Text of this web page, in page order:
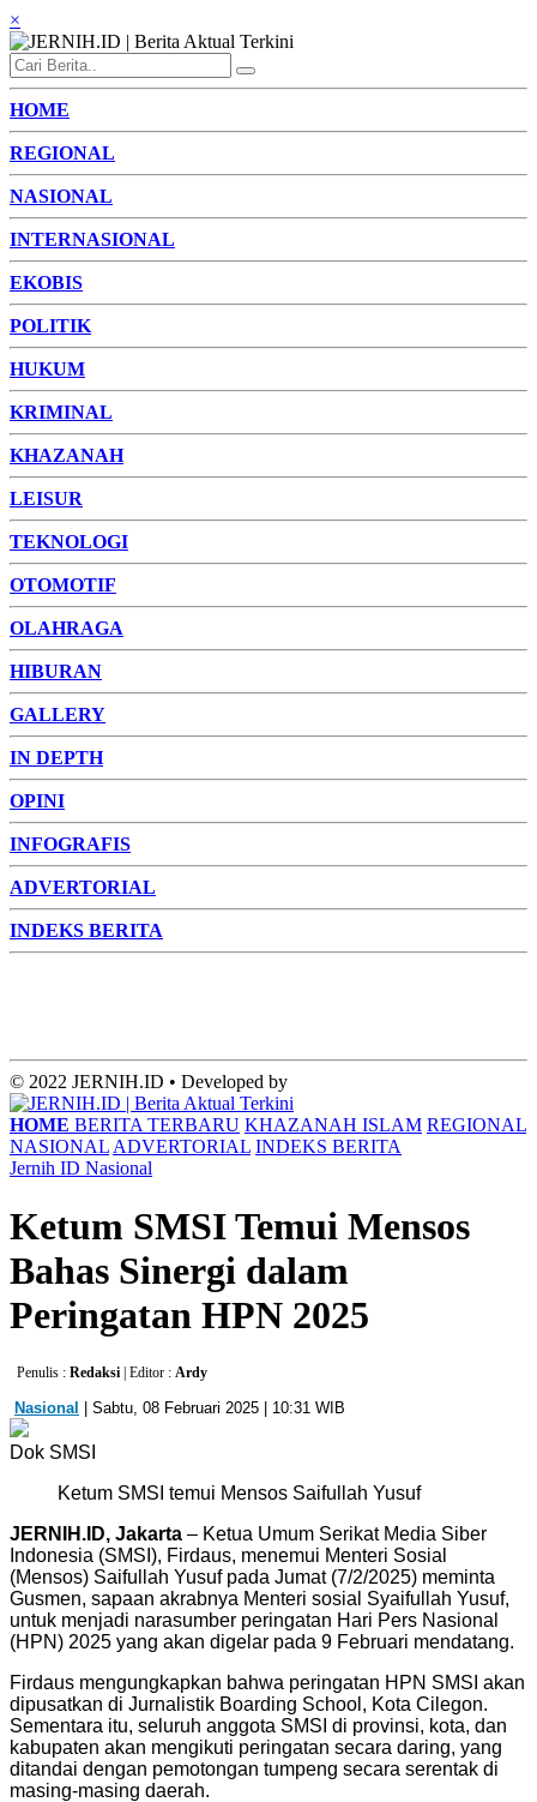
×
HOME
REGIONAL
NASIONAL
INTERNASIONAL
EKOBIS
POLITIK
HUKUM
KRIMINAL
KHAZANAH
LEISUR
TEKNOLOGI
OTOMOTIF
OLAHRAGA
HIBURAN
GALLERY
IN DEPTH
OPINI
INFOGRAFIS
ADVERTORIAL
INDEKS BERITA
© 2022 JERNIH.ID • Developed by
HOME BERITA TERBARU KHAZANAH ISLAM REGIONAL
NASIONAL ADVERTORIAL INDEKS BERITA
Jernih ID Nasional
Ketum SMSI Temui Mensos
Bahas Sinergi dalam
Peringatan HPN 2025
Penulis : Redaksi | Editor : Ardy
Nasional | Sabtu, 08 Februari 2025 | 10:31 WIB
Dok SMSI
Ketum SMSI temui Mensos Saifullah Yusuf
JERNIH.ID, Jakarta – Ketua Umum Serikat Media Siber
Indonesia (SMSI), Firdaus, menemui Menteri Sosial
(Mensos) Saifullah Yusuf pada Jumat (7/2/2025) meminta
Gusmen, sapaan akrabnya Menteri sosial Syaifullah Yusuf,
untuk menjadi narasumber peringatan Hari Pers Nasional
(HPN) 2025 yang akan digelar pada 9 Februari mendatang.
Firdaus mengungkapkan bahwa peringatan HPN SMSI akan
dipusatkan di Jurnalistik Boarding School, Kota Cilegon.
Sementara itu, seluruh anggota SMSI di provinsi, kota, dan
kabupaten akan mengikuti peringatan secara daring, yang
ditandai dengan pemotongan tumpeng secara serentak di
masing-masing daerah.